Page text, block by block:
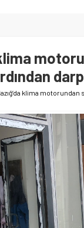
klima
klima